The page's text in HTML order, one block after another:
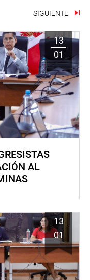
SIGUIENTE
13
01
AL
13
01